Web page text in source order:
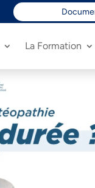
La Formation